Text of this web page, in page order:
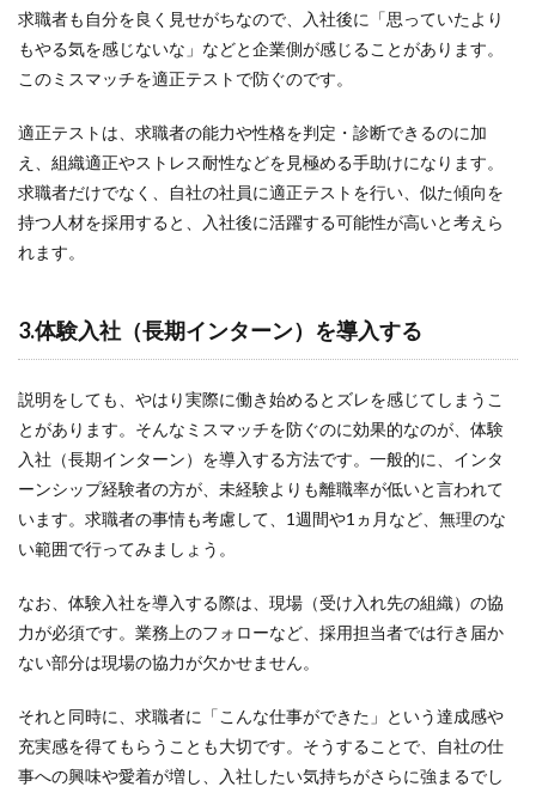
求職者も自分を良く見せがちなので、入社後に「思っていたより
もやる気を感じないな」などと企業側が感じることがあります。
このミスマッチを適正テストで防ぐのです。
適正テストは、求職者の能力や性格を判定・診断できるのに加
え、組織適正やストレス耐性などを見極める手助けになります。
求職者だけでなく、自社の社員に適正テストを行い、似た傾向を
持つ人材を採用すると、入社後に活躍する可能性が高いと考えら
れます。
3.体験入社（長期インターン）を導入する
説明をしても、やはり実際に働き始めるとズレを感じてしまうこ
とがあります。そんなミスマッチを防ぐのに効果的なのが、体験
入社（長期インターン）を導入する方法です。一般的に、インタ
ーンシップ経験者の方が、未経験よりも離職率が低いと言われて
います。求職者の事情も考慮して、1週間や1ヵ月など、無理のな
い範囲で行ってみましょう。
なお、体験入社を導入する際は、現場（受け入れ先の組織）の協
力が必須です。業務上のフォローなど、採用担当者では行き届か
ない部分は現場の協力が欠かせません。
それと同時に、求職者に「こんな仕事ができた」という達成感や
充実感を得てもらうことも大切です。そうすることで、自社の仕
事への興味や愛着が増し、入社したい気持ちがさらに強まるでし